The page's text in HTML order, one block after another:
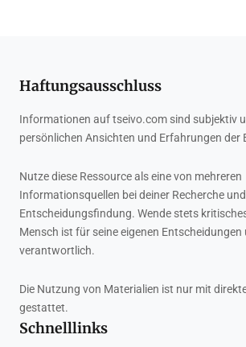
Haftungsausschluss
Informationen auf tseivo.com sind subjektiv
persönlichen Ansichten und Erfahrungen der
Nutze diese Ressource als eine von mehreren
Informationsquellen bei deiner Recherche und
Entscheidungsfindung. Wende stets
Mensch ist für seine eigenen
verantwortlich.
Die Nutzung von Materialien ist nur mit
gestattet.
Schnelllinks